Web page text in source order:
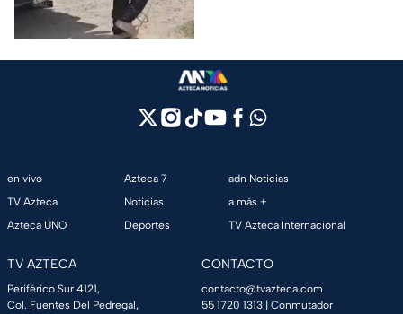
en vivo
TV Azteca
Azteca UNO
Azteca 7
Noticias
Deportes
adn Noticias
a más +
TV Azteca Internacional
TV AZTECA
Periférico Sur 4121,
Col. Fuentes Del Pedregal,
CONTACTO
contacto@tvazteca.com
55 1720 1313 | Conmutador